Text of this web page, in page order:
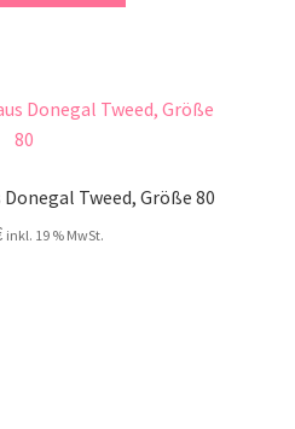
Tweed, Größe 80
inkl. 19 % MwSt.